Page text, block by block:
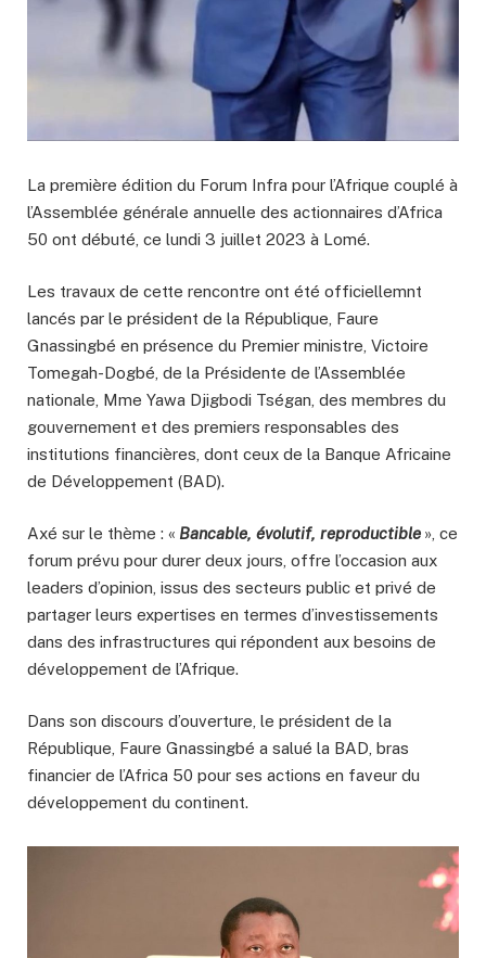
La première édition du Forum Infra pour l’Afrique couplé à
l’Assemblée générale annuelle des actionnaires d’Africa
50 ont débuté, ce lundi 3 juillet 2023 à Lomé.
Les travaux de cette rencontre ont été officiellemnt
lancés par le président de la République, Faure
Gnassingbé en présence du Premier ministre, Victoire
Tomegah-Dogbé, de la Présidente de l’Assemblée
nationale, Mme Yawa Djigbodi Tségan, des membres du
gouvernement et des premiers responsables des
institutions financières, dont ceux de la Banque Africaine
de Développement (BAD).
Axé sur le thème : « Bancable, évolutif, reproductible », ce
forum prévu pour durer deux jours, offre l’occasion aux
leaders d’opinion, issus des secteurs public et privé de
partager leurs expertises en termes d’investissements
dans des infrastructures qui répondent aux besoins de
développement de l’Afrique.
Dans son discours d’ouverture, le président de la
République, Faure Gnassingbé a salué la BAD, bras
financier de l’Africa 50 pour ses actions en faveur du
développement du continent.